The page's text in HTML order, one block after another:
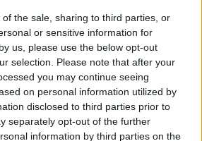
the sale, sharing to third parties, or
or sensitive information for
us, please use the below opt-out
selection. Please note that after your
you may continue seeing
on personal information utilized by
disclosed to third parties prior to
separately opt-out of the further
information by third parties on the
Αϊόβα προκάλεσε μεγάλες
θάνατο ανθρώπων - Δείτε βίντεο
νεκρών και δήλωσε
μην είναι διαθέσιμοι πριν από
12 τραυματίες